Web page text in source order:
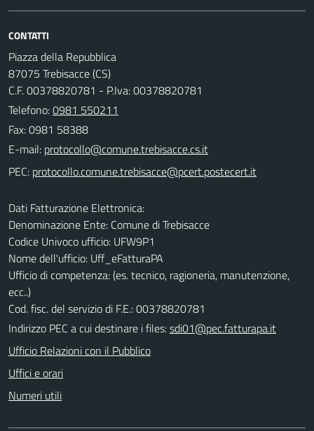
CONTATTI
Piazza della Repubblica
87075 Trebisacce (CS)
C.F. 00378820781 - P.Iva: 00378820781
Telefono:0981 550211
Fax: 0981 58388
E-mail:
PEC:
Dati Fatturazione Elettronica:
Denominazione Ente: Comune di Trebisacce
Codice Univoco ufficio: UFW9P1
Nome dell'ufficio: Uff_eFatturaPA
Ufficio di competenza: (es. tecnico, ragioneria, manutenzione,
ecc..)
Cod. fisc. del servizio di F.E.: 00378820781
Indirizzo PEC a cui destinare i files:sdi01@pec.fatturapa.it
Ufficio Relazioni con il Pubblico
Uffici e orari
Numeri utili